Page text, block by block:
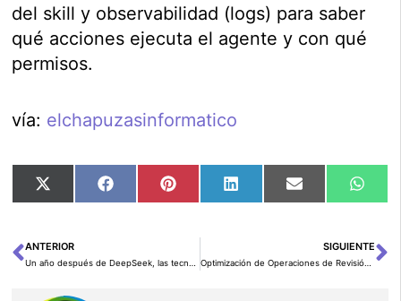
del skill y observabilidad (logs) para saber
qué acciones ejecuta el agente y con qué
permisos.
vía: elchapuzasinformatico
Compartir
en
X
(Twitter)
Compartir
en
FacebookCompartir
en
PinterestCompartir
en
LinkedInCompartir
en
Email
en
Ant
ANTERIOR SIGUIENTE